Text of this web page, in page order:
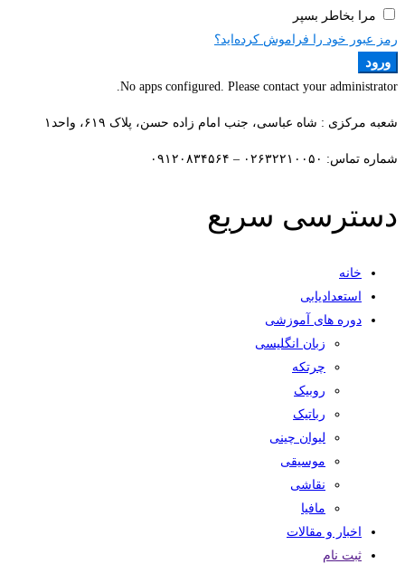
مرا بخاطر بسپر
رمز عبور خود را فراموش کرده‌اید؟
ورود
No apps configured. Please contact your administrator.
شعبه مرکزی : شاه عباسی، جنب امام زاده حسن، پلاک ۶۱۹، واحد۱​
شماره تماس: ۰۲۶۳۲۲۱۰۰۵۰ – ۰۹۱۲۰۸۳۴۵۶۴
دسترسی سریع
خانه
استعدادیابی
دوره های آموزشی
زبان انگلیسی
چرتکه
روبیک
رباتیک
لیوان چینی
موسیقی
نقاشی
مافیا
اخبار و مقالات
ثبت نام